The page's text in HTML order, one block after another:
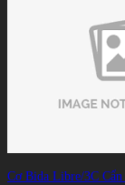
Cơ Bida Libre/3C